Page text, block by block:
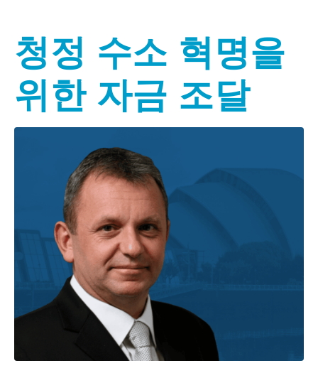
청정 수소 혁명을
위한 자금 조달